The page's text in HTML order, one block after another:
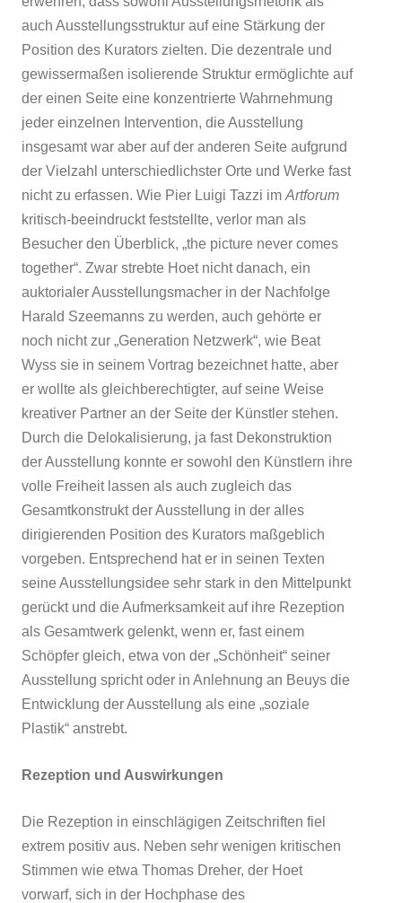
auch Ausstellungsstruktur auf eine Stärkung der
Position des Kurators zielten. Die dezentrale und
gewissermaßen isolierende Struktur ermöglichte auf
der einen Seite eine konzentrierte Wahrnehmung
jeder einzelnen Intervention, die Ausstellung
insgesamt war aber auf der anderen Seite aufgrund
der Vielzahl unterschiedlichster Orte und Werke fast
nicht zu erfassen. Wie Pier Luigi Tazzi im Artforum
kritisch-beeindruckt feststellte, verlor man als
Besucher den Überblick, „the picture never comes
together“. Zwar strebte Hoet nicht danach, ein
auktorialer Ausstellungsmacher in der Nachfolge
Harald Szeemanns zu werden, auch gehörte er
noch nicht zur „Generation Netzwerk“, wie Beat
Wyss sie in seinem Vortrag bezeichnet hatte, aber
er wollte als gleichberechtigter, auf seine Weise
kreativer Partner an der Seite der Künstler stehen.
Durch die Delokalisierung, ja fast Dekonstruktion
der Ausstellung konnte er sowohl den Künstlern ihre
volle Freiheit lassen als auch zugleich das
Gesamtkonstrukt der Ausstellung in der alles
dirigierenden Position des Kurators maßgeblich
vorgeben. Entsprechend hat er in seinen Texten
seine Ausstellungsidee sehr stark in den Mittelpunkt
gerückt und die Aufmerksamkeit auf ihre Rezeption
als Gesamtwerk gelenkt, wenn er, fast einem
Schöpfer gleich, etwa von der „Schönheit“ seiner
Ausstellung spricht oder in Anlehnung an Beuys die
Entwicklung der Ausstellung als eine „soziale
Plastik“ anstrebt.
Rezeption und Auswirkungen
Die Rezeption in einschlägigen Zeitschriften fiel
extrem positiv aus. Neben sehr wenigen kritischen
Stimmen wie etwa Thomas Dreher, der Hoet
vorwarf, sich in der Hochphase des